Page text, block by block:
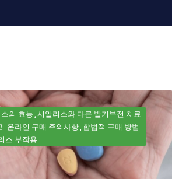
의 효능 시알리스와 다른 발기부전 치료
온라인 구매 주의사항 합법적 구매 방법
스 부작용